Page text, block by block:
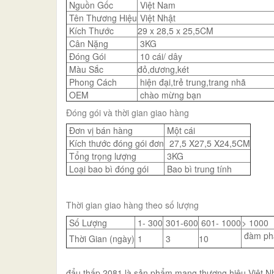
Nguồn Gốc
Việt Nam
Tên Thương Hiệu Việt Nhật
Kích Thước
29 x 28,5 x 25,5CM
Cân Nặng
3KG
Đóng Gói
10 cái/ dây
Màu Sắc
đỏ,dương,két
Phong Cách
hiện đại,trẻ trung,trang nhã
OEM
chào mừng bạn
Đóng gói và thời gian giao hàng
Đơn vị bán hàng
Một cái
Kích thước đóng gói đơn 27,5 X27,5 X24,5CM
Tổng trọng lượng
3KG
Loại bao bì đóng gói
Bao bì trung tính
Thời gian giao hàng theo số lượng
Số Lượng
1- 300 301-600 601- 1000> 1000
Thời Gian (ngày) 1 3 10 đàm